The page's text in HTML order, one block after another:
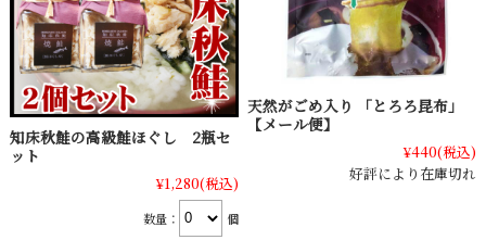
知床秋鮭の高級鮭ほぐし 2瓶セ
ット
¥1,280(税込)
数量： 個
天然がごめ入り 「とろろ昆布」
【メール便】
¥440(税込)
好評により在庫切れ